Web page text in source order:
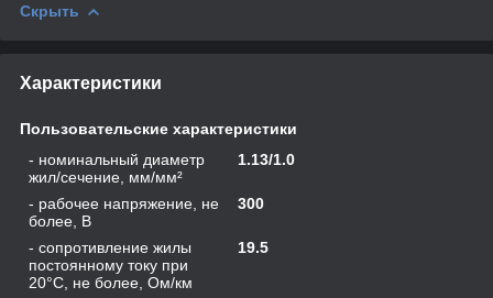
Скрыть
Характеристики
Пользовательские характеристики
- номинальный диаметр
жил/сечение, мм/мм²
1.13/1.0
- рабочее напряжение, не
более, В
300
- сопротивление жилы
постоянному току при
20°С, не более, Ом/км
19.5